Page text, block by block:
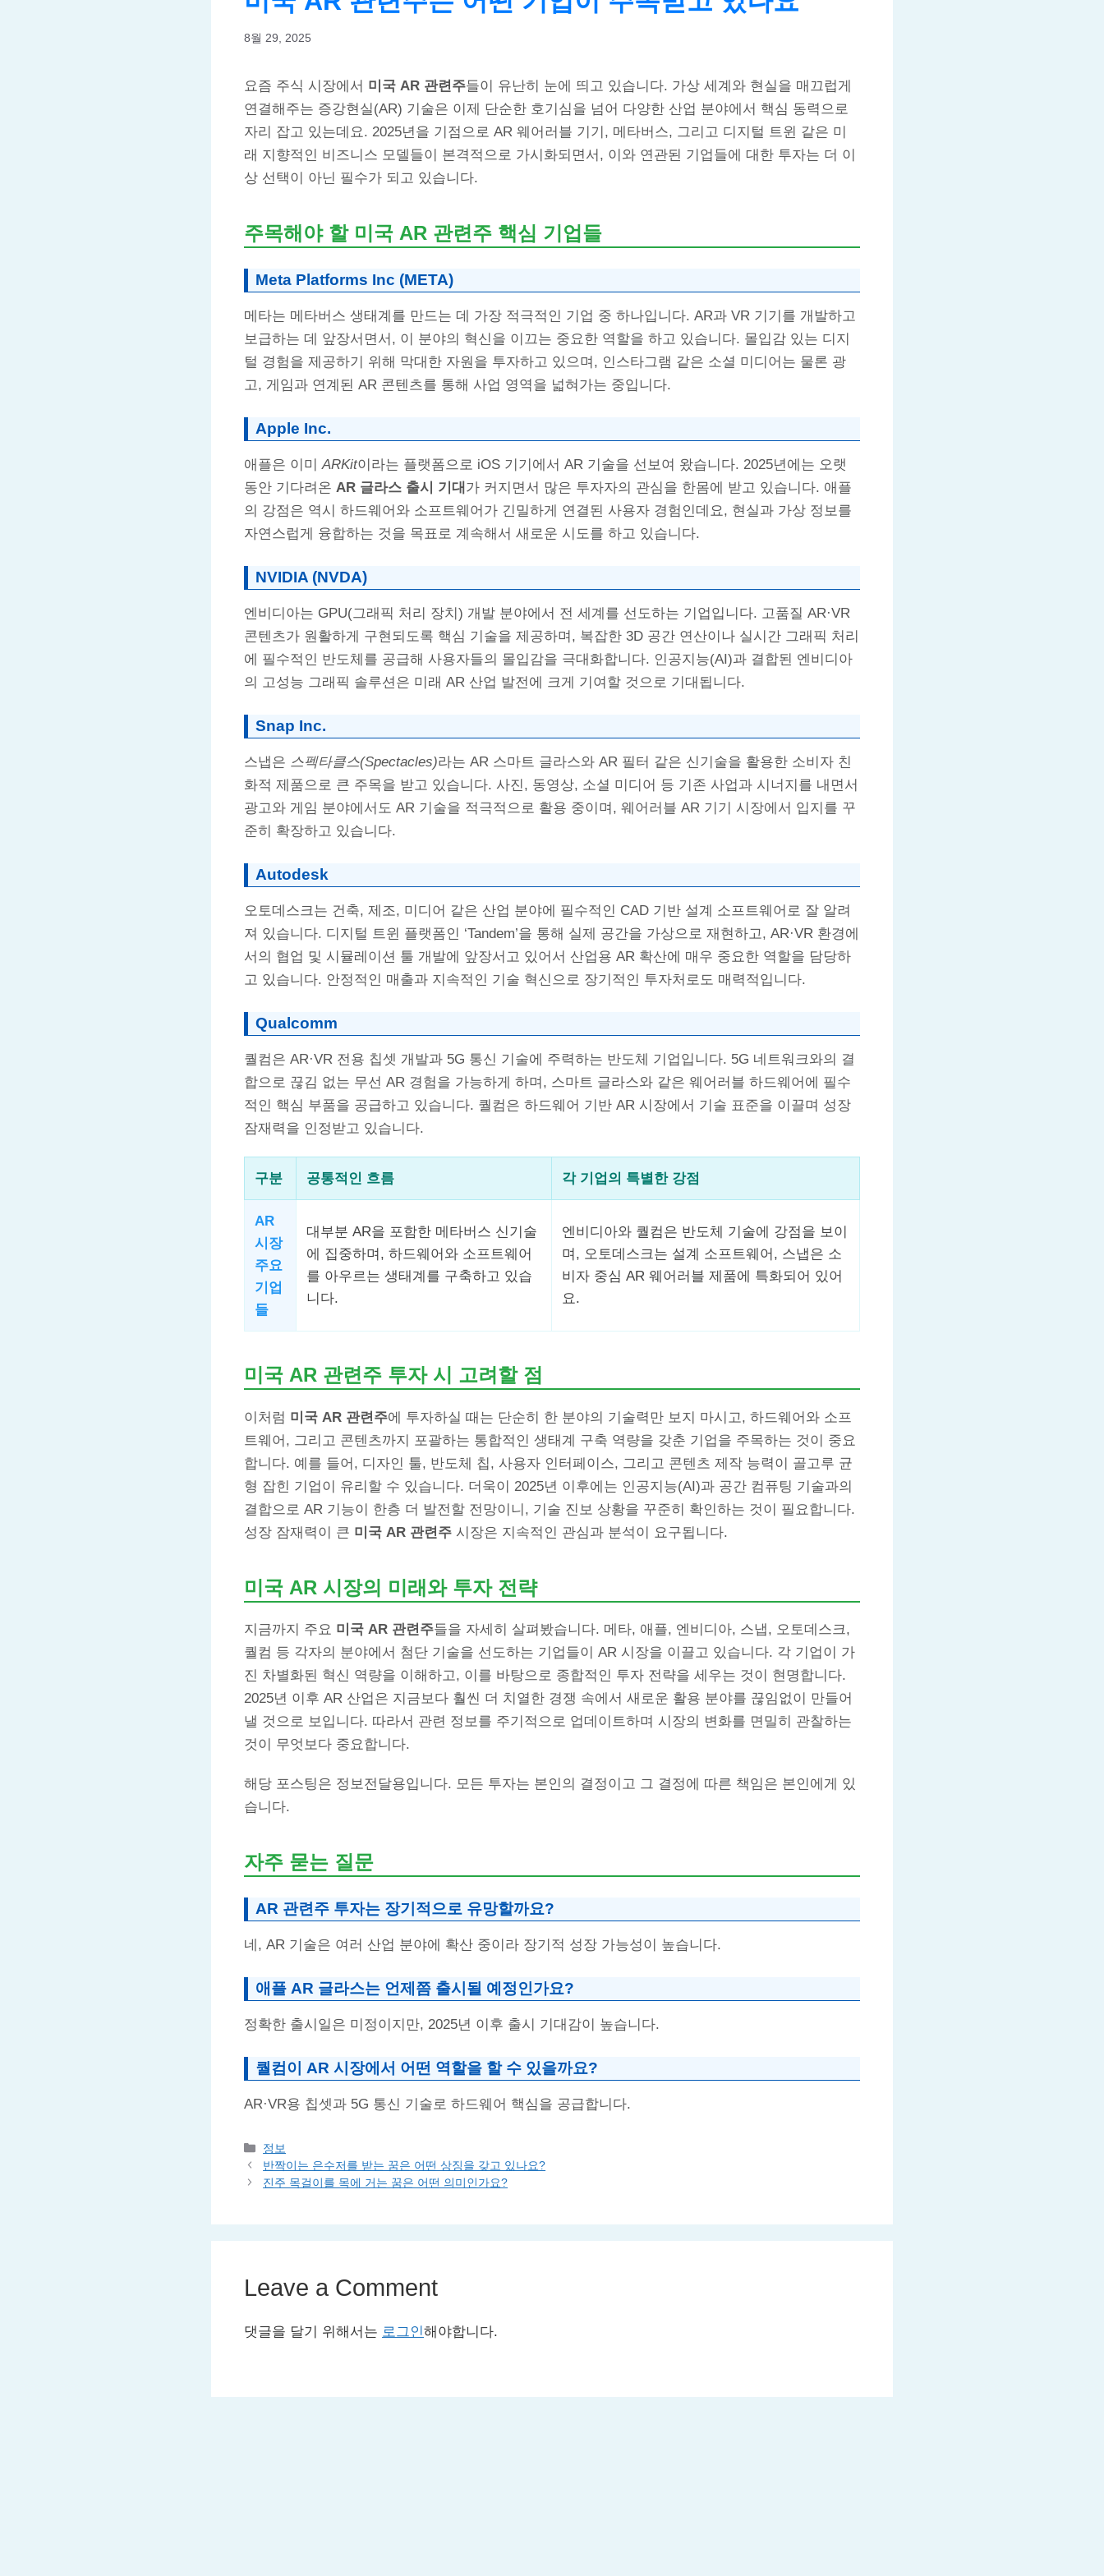
8월 29, 2025
요즘 주식 시장에서 미국 AR 관련주들이 유난히 눈에 띄고 있습니다. 가상 세계와 현실을 매끄럽게
연결해주는 증강현실(AR) 기술은 이제 단순한 호기심을 넘어 다양한 산업 분야에서 핵심 동력으로
자리 잡고 있는데요. 2025년을 기점으로 AR 웨어러블 기기, 메타버스, 그리고 디지털 트윈 같은 미
래 지향적인 비즈니스 모델들이 본격적으로 가시화되면서, 이와 연관된 기업들에 대한 투자는 더 이
상 선택이 아닌 필수가 되고 있습니다.
주목해야 할 미국 AR 관련주 핵심 기업들
Meta Platforms Inc (META)
메타는 메타버스 생태계를 만드는 데 가장 적극적인 기업 중 하나입니다. AR과 VR 기기를 개발하고
보급하는 데 앞장서면서, 이 분야의 혁신을 이끄는 중요한 역할을 하고 있습니다. 몰입감 있는 디지
털 경험을 제공하기 위해 막대한 자원을 투자하고 있으며, 인스타그램 같은 소셜 미디어는 물론 광
고, 게임과 연계된 AR 콘텐츠를 통해 사업 영역을 넓혀가는 중입니다.
Apple Inc.
애플은 이미ARKit이라는 플랫폼으로 iOS 기기에서 AR 기술을 선보여 왔습니다. 2025년에는 오랫
동안 기다려온 AR 글라스 출시 기대 가 커지면서 많은 투자자의 관심을 한몸에 받고 있습니다. 애플
의 강점은 역시 하드웨어와 소프트웨어가 긴밀하게 연결된 사용자 경험인데요, 현실과 가상 정보를
자연스럽게 융합하는 것을 목표로 계속해서 새로운 시도를 하고 있습니다.
NVIDIA (NVDA)
엔비디아는 GPU(그래픽 처리 장치) 개발 분야에서 전 세계를 선도하는 기업입니다. 고품질 AR·VR
콘텐츠가 원활하게 구현되도록 핵심 기술을 제공하며, 복잡한 3D 공간 연산이나 실시간 그래픽 처리
에 필수적인 반도체를 공급해 사용자들의 몰입감을 극대화합니다. 인공지능(AI)과 결합된 엔비디아
의 고성능 그래픽 솔루션은 미래 AR 산업 발전에 크게 기여할 것으로 기대됩니다.
Snap Inc.
스냅은 스펙타클스(Spectacles)라는 AR 스마트 글라스와 AR 필터 같은 신기술을 활용한 소비자 친
화적 제품으로 큰 주목을 받고 있습니다. 사진, 동영상, 소셜 미디어 등 기존 사업과 시너지를 내면서
광고와 게임 분야에서도 AR 기술을 적극적으로 활용 중이며, 웨어러블 AR 기기 시장에서 입지를 꾸
준히 확장하고 있습니다.
Autodesk
오토데스크는 건축, 제조, 미디어 같은 산업 분야에 필수적인 CAD 기반 설계 소프트웨어로 잘 알려
져 있습니다. 디지털 트윈 플랫폼인 ‘Tandem’을 통해 실제 공간을 가상으로 재현하고, AR·VR 환경에
서의 협업 및 시뮬레이션 툴 개발에 앞장서고 있어서 산업용 AR 확산에 매우 중요한 역할을 담당하
고 있습니다. 안정적인 매출과 지속적인 기술 혁신으로 장기적인 투자처로도 매력적입니다.
Qualcomm
퀄컴은 AR·VR 전용 칩셋 개발과 5G 통신 기술에 주력하는 반도체 기업입니다. 5G 네트워크와의 결
합으로 끊김 없는 무선 AR 경험을 가능하게 하며, 스마트 글라스와 같은 웨어러블 하드웨어에 필수
적인 핵심 부품을 공급하고 있습니다. 퀄컴은 하드웨어 기반 AR 시장에서 기술 표준을 이끌며 성장
잠재력을 인정받고 있습니다.
구분 공통적인 흐름 각 기업의 특별한 강점
AR
시장
주요
기업
들
대부분 AR을 포함한 메타버스 신기술
에 집중하며, 하드웨어와 소프트웨어
를 아우르는 생태계를 구축하고 있습
니다.
엔비디아와 퀄컴은 반도체 기술에 강점을 보이
며, 오토데스크는 설계 소프트웨어, 스냅은 소
비자 중심 AR 웨어러블 제품에 특화되어 있어
요.
미국 AR 관련주 투자 시 고려할 점
이처럼 미국 AR 관련주에 투자하실 때는 단순히 한 분야의 기술력만 보지 마시고, 하드웨어와 소프
트웨어, 그리고 콘텐츠까지 포괄하는 통합적인 생태계 구축 역량을 갖춘 기업을 주목하는 것이 중요
합니다. 예를 들어, 디자인 툴, 반도체 칩, 사용자 인터페이스, 그리고 콘텐츠 제작 능력이 골고루 균
형 잡힌 기업이 유리할 수 있습니다. 더욱이 2025년 이후에는 인공지능(AI)과 공간 컴퓨팅 기술과의
결합으로 AR 기능이 한층 더 발전할 전망이니, 기술 진보 상황을 꾸준히 확인하는 것이 필요합니다.
성장 잠재력이 큰 미국 AR 관련주 시장은 지속적인 관심과 분석이 요구됩니다.
미국 AR 시장의 미래와 투자 전략
지금까지 주요 미국 AR 관련주들을 자세히 살펴봤습니다. 메타, 애플, 엔비디아, 스냅, 오토데스크,
퀄컴 등 각자의 분야에서 첨단 기술을 선도하는 기업들이 AR 시장을 이끌고 있습니다. 각 기업이 가
진 차별화된 혁신 역량을 이해하고, 이를 바탕으로 종합적인 투자 전략을 세우는 것이 현명합니다.
2025년 이후 AR 산업은 지금보다 훨씬 더 치열한 경쟁 속에서 새로운 활용 분야를 끊임없이 만들어
낼 것으로 보입니다. 따라서 관련 정보를 주기적으로 업데이트하며 시장의 변화를 면밀히 관찰하는
것이 무엇보다 중요합니다.
해당 포스팅은 정보전달용입니다. 모든 투자는 본인의 결정이고 그 결정에 따른 책임은 본인에게 있
습니다.
자주 묻는 질문
AR 관련주 투자는 장기적으로 유망할까요?
네, AR 기술은 여러 산업 분야에 확산 중이라 장기적 성장 가능성이 높습니다.
애플 AR 글라스는 언제쯤 출시될 예정인가요?
정확한 출시일은 미정이지만, 2025년 이후 출시 기대감이 높습니다.
퀄컴이 AR 시장에서 어떤 역할을 할 수 있을까요?
AR·VR용 칩셋과 5G 통신 기술로 하드웨어 핵심을 공급합니다.
Categories
정보
반짝이는 은수저를 받는 꿈은 어떤 상징을 갖고 있나요?
진주 목걸이를 목에 거는 꿈은 어떤 의미인가요?
Leave a Comment
댓글을 달기 위해서는 로그인해야합니다.